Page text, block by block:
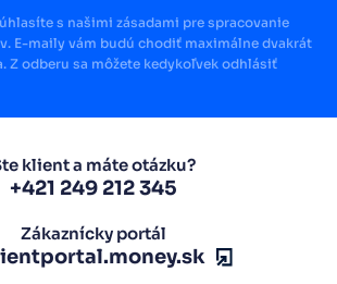
s našimi zásadami pre spracovanie
E-maily vám budú chodiť maximálne dvakrát
Z odberu sa môžete kedykoľvek odhlásiť
klient a máte otázku?
+421 249 212 345
Zákaznícky portál